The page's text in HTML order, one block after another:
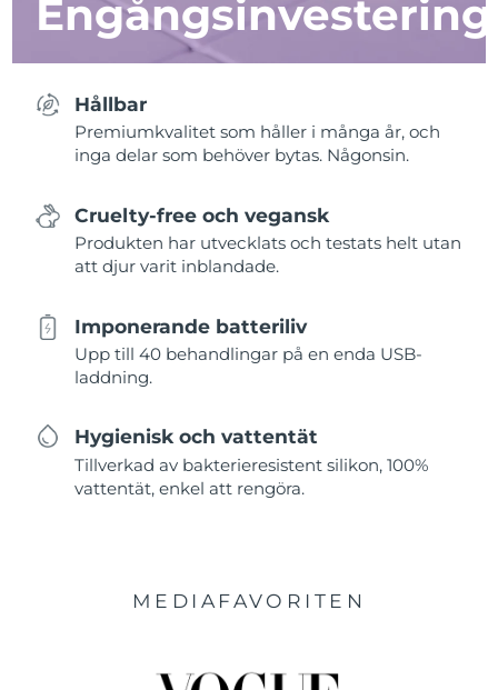
Engångsinvestering
Hållbar
Premiumkvalitet som håller i många år, och
inga delar som behöver bytas. Någonsin.
Cruelty-free och vegansk
Produkten har utvecklats och testats helt utan
att djur varit inblandade.
Imponerande batteriliv
Upp till 40 behandlingar på en enda USB-
laddning.
Hygienisk och vattentät
Tillverkad av bakterieresistent silikon, 100%
vattentät, enkel att rengöra.
MEDIAFAVORITEN